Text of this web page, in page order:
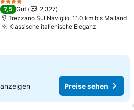
Preise sehen
4 Sterne
7,5 Gut
2 327
Trezzano Sul Naviglio, 11.0 km bis Mailand
Klassische italienische Eleganz
anzeigen Preise sehen